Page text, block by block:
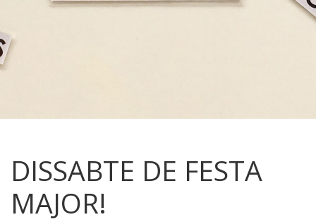
DISSABTE DE FESTA
MAJOR!